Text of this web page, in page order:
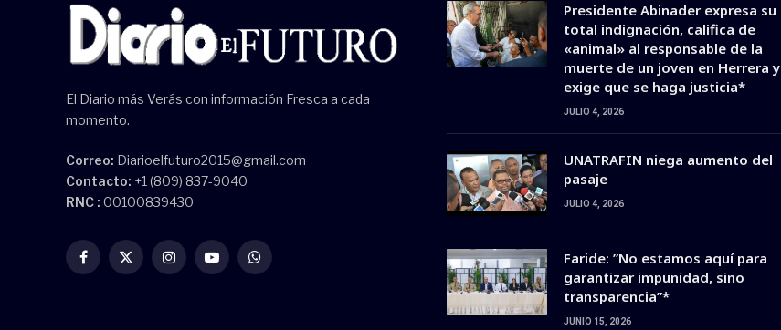
El Diario más Verás con información Fresca a cada
momento.
Correo: Diarioelfuturo2015@gmail.com
Contacto: +1 (809) 837-9040
RNC : 00100839430
Facebook
X
InstagramYouTubeWhatsApp
Presidente Abinader expresa su
total indignación, califica de
«animal» al responsable de la
muerte de un joven en Herrera y
exige que se haga justicia*
JULIO 4, 2026
UNATRAFIN niega aumento del
pasaje
JULIO 4, 2026
Faride: ”No estamos aquí para
garantizar impunidad, sino
transparencia”*
JUNIO 15, 2026